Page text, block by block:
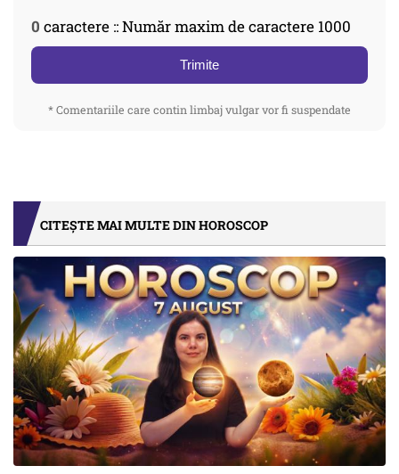
0 caractere :: Număr maxim de caractere 1000
Trimite
* Comentariile care contin limbaj vulgar vor fi suspendate
CITEȘTE MAI MULTE DIN HOROSCOP